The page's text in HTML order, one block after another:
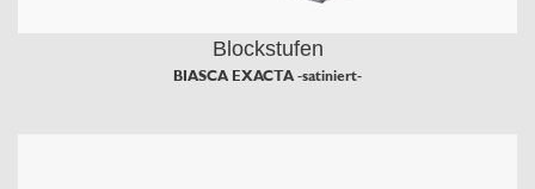
Blockstufen
BIASCA EXACTA -satiniert-